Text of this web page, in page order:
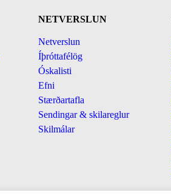
NETVERSLUN
Netverslun
Íþróttafélög
Óskalisti
Efni
Stærðartafla
Sendingar & skilareglur
Skilmálar